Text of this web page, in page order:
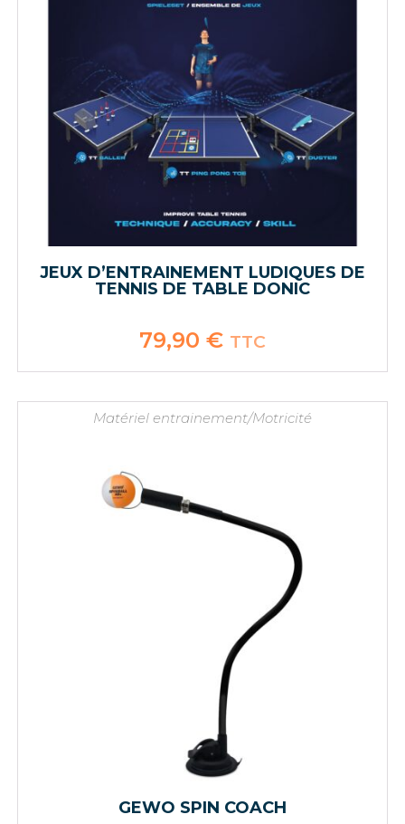
JEUX D’ENTRAINEMENT LUDIQUES DE
TENNIS DE TABLE DONIC
79,90 € TTC
Matériel entrainement/Motricité
GEWO SPIN COACH